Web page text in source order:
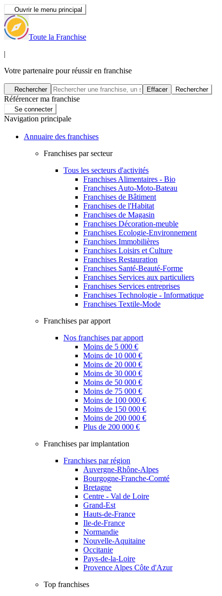
Ouvrir le menu principal
Toute la Franchise
|
Votre partenaire pour réussir en franchise
Rechercher Effacer Rechercher
Référencer ma franchise
Se connecter
Navigation principale
Annuaire des franchises
Franchises par secteur
Tous les secteurs d'activités
Franchises Alimentaires - Bio
Franchises Auto-Moto-Bateau
Franchises de Bâtiment
Franchises de l'Habitat
Franchises de Magasin
Franchises Décoration-meuble
Franchises Ecologie-Environnement
Franchises Immobilières
Franchises Loisirs et Culture
Franchises Restauration
Franchises Santé-Beauté-Forme
Franchises Services aux particuliers
Franchises Services entreprises
Franchises Technologie - Informatique
Franchises Textile-Mode
Franchises par apport
Nos franchises par apport
Moins de 5 000 €
Moins de 10 000 €
Moins de 20 000 €
Moins de 30 000 €
Moins de 50 000 €
Moins de 75 000 €
Moins de 100 000 €
Moins de 150 000 €
Moins de 200 000 €
Plus de 200 000 €
Franchises par implantation
Franchises par région
Auvergne-Rhône-Alpes
Bourgogne-Franche-Comté
Bretagne
Centre - Val de Loire
Grand-Est
Hauts-de-France
Ile-de-France
Normandie
Nouvelle-Aquitaine
Occitanie
Pays-de-la-Loire
Provence Alpes Côte d'Azur
Top franchises